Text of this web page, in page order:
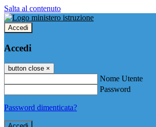
Salta al contenuto
Accedi
Accedi
button close ×
Nome Utente
Password
Password dimenticata?